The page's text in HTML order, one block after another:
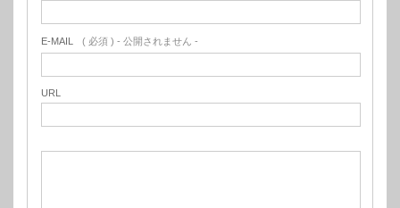
E-MAIL ( 必須 ) - 公開されません -
URL